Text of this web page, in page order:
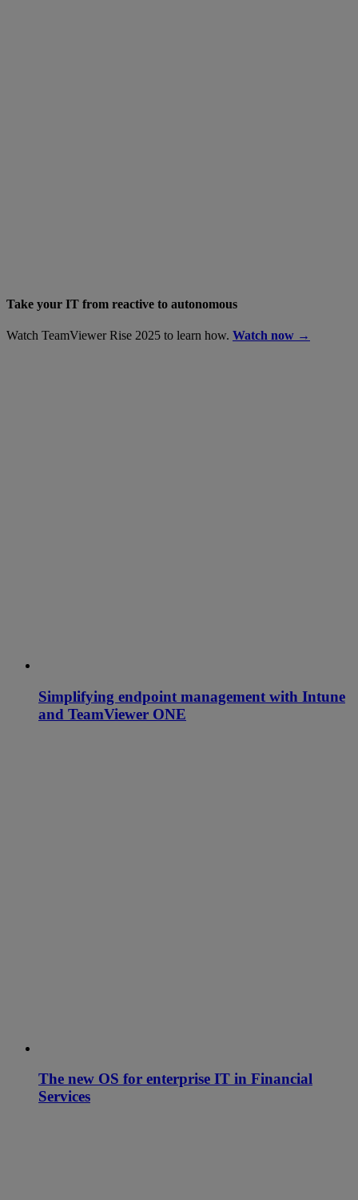
Take your IT from reactive to autonomous
Watch TeamViewer Rise 2025 to learn how. Watch now →
Simplifying endpoint management with Intune
and TeamViewer ONE
The new OS for enterprise IT in Financial
Services